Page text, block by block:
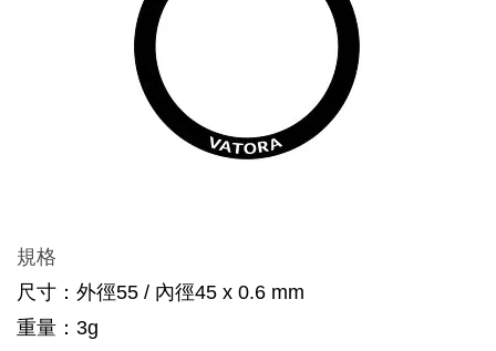
規格
尺寸：外徑55 / 內徑45 x 0.6 mm
重量：3g